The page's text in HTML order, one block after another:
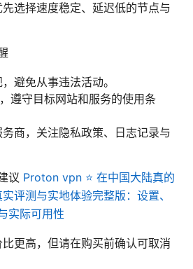
选择速度稳定、延迟低的节点与
避免从事违法活动。
遵守目标网站和服务的使用条
商，关注隐私政策、日志记录与
议 Proton vpn ⭐ 在中国大陆真的
评测与实地体验完整版：设置、
实际可用性
更高，但请在购买前确认可取消